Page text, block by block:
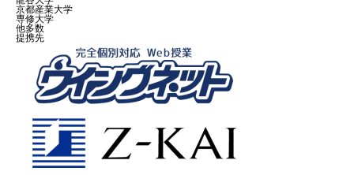
京都産業大学
専修大学
他多数
提携先